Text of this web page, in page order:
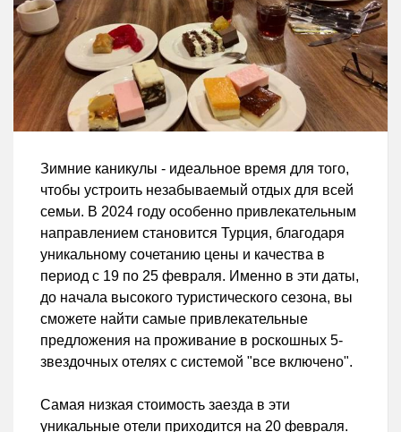
Зимние каникулы - идеальное время для того,
чтобы устроить незабываемый отдых для всей
семьи. В 2024 году особенно привлекательным
направлением становится Турция, благодаря
уникальному сочетанию цены и качества в
период с 19 по 25 февраля. Именно в эти даты,
до начала высокого туристического сезона, вы
сможете найти самые привлекательные
предложения на проживание в роскошных 5-
звездочных отелях с системой "все включено".
Самая низкая стоимость заезда в эти
уникальные отели приходится на 20 февраля.